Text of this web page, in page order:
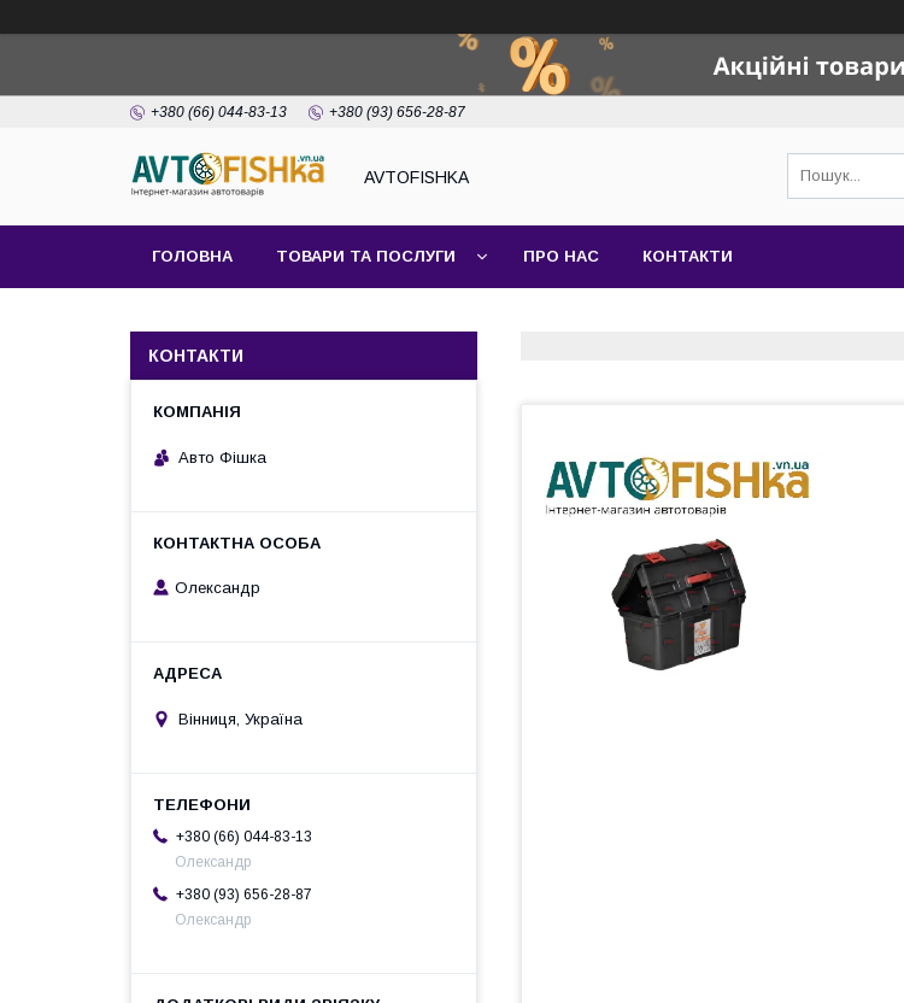
+380 (66) 044-83-13 +380 (93) 656-28-87
AVTOFISHKA
ГОЛОВНА ТОВАРИ ТА ПОСЛУГИ ПРО НАС КОНТАКТИ
КОНТАКТИ
Авто Фішка
Олександр
Вінниця, Україна
+380 (66) 044-83-13
Олександр
+380 (93) 656-28-87
Олександр